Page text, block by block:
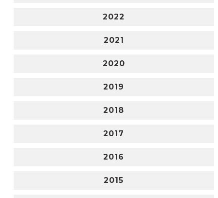
2022
2021
2020
2019
2018
2017
2016
2015